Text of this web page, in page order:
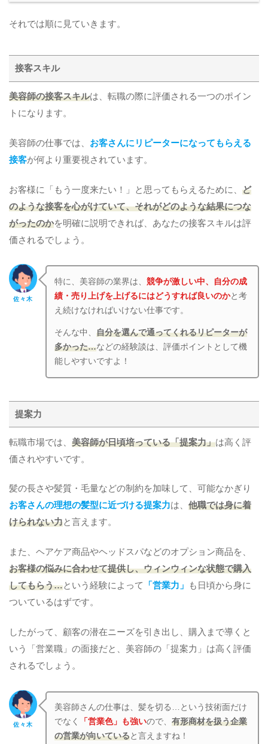
それでは順に見ていきます。
接客スキル
美容師の接客スキルは、転職の際に評価される一つのポイン
トになります。
美容師の仕事では、 お客さんにリピーターになってもらえる
接客が何より重要視されています。
お客様に「もう一度来たい！」と思ってもらえるために、 ど
のような接客を心がけていて、それがどのような結果につな
がったのかを明確に説明できれば、あなたの接客スキルは評
価されるでしょう。
佐々木
特に、美容師の業界は、競争が激しい中、自分の成
績・売り上げを上げるにはどうすれば良いのかと考
え続けなければいけない仕事です。
そんな中、自分を選んで通ってくれるリピーターが
多かった…などの経験談は、評価ポイントとして機
能しやすいですよ！
提案力
転職市場では、 美容師が日頃培っている「提案力」は高く評
価されやすいです。
髪の長さや髪質・毛量などの制約を加味して、可能なかぎり
お客さんの理想の髪型に近づける提案力は、 他職では身に着
けられない力と言えます。
また、ヘアケア商品やヘッドスパなどのオプション商品を、
お客様の悩みに合わせて提供し、ウィンウィンな状態で購入
してもらう…という経験によって 「営業力」
も日頃から身に
ついているはずです。
したがって、顧客の潜在ニーズを引き出し、購入まで導くと
いう「営業職」の面接だと、美容師の「提案力」は高く評価
されるでしょう。
佐々木
美容師さんの仕事は、髪を切る…という技術面だけ
でなく
「営業色」も強いので、有形商材を扱う企業
の営業が向いていると言えますね！